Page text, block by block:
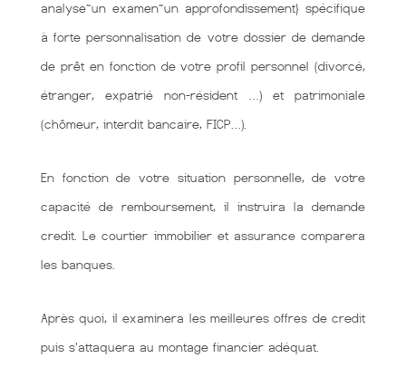
analyse~un examen~un approfondissement} spécifique
à forte personnalisation de votre dossier de demande
de prêt en fonction de votre profil personnel (divorcé,
étranger, expatrié non-résident …) et patrimoniale
(chômeur, interdit bancaire, FICP…).
En fonction de votre situation personnelle, de votre
capacité de remboursement, il instruira la demande
credit. Le courtier immobilier et assurance comparera
les banques.
Après quoi, il examinera les meilleures offres de credit
puis s'attaquera au montage financier adéquat.